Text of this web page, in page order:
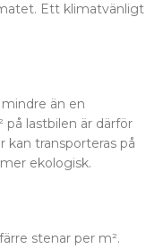
Ett klimatvänligt
än en
lastbilen är därför
transporteras på
ekologisk.
stenar per m².